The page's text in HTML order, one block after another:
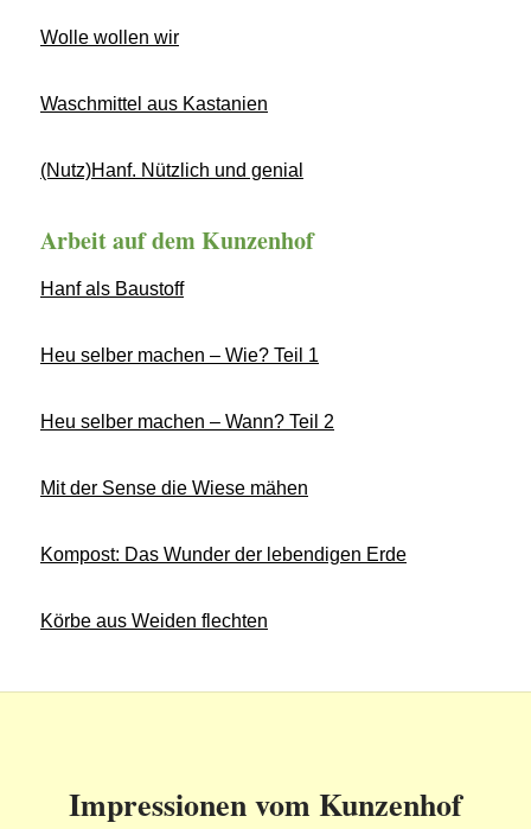
Wolle wollen wir
Waschmittel aus Kastanien
(Nutz)Hanf. Nützlich und genial
Arbeit auf dem Kunzenhof
Hanf als Baustoff
Heu selber machen – Wie? Teil 1
Heu selber machen – Wann? Teil 2
Mit der Sense die Wiese mähen
Kompost: Das Wunder der lebendigen Erde
Körbe aus Weiden flechten
Impressionen vom Kunzenhof